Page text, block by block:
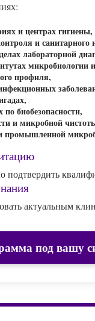
и центрах гигиены,
и санитарного
лабораторной
микробиологии
профиля,
биобезопасности,
и микробной
промышленной
подтвердить
актуальным
под вашу